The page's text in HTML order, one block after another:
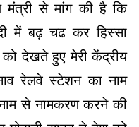
मंत्री से मांग की है कि
में बढ़ चढ कर हिस्सा
को देखते हुए मेरी केंद्रीय
रेलवे स्टेशन का नाम
से नामकरण करने की